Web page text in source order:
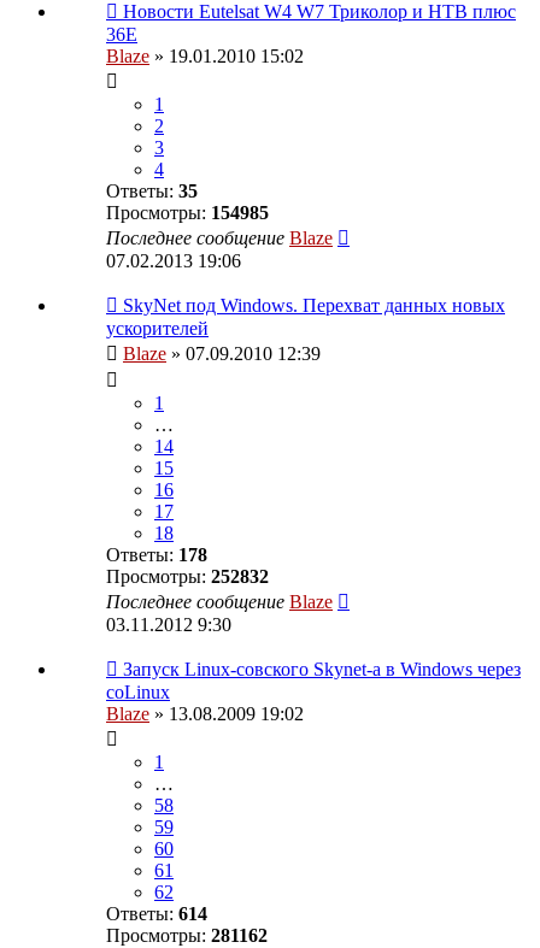
Новости Eutelsat W4 W7 Триколор и НТВ плюс
36E
Blaze » 19.01.2010 15:02
1
2
3
4
Ответы: 35
Просмотры: 154985
Последнее сообщение Blaze
07.02.2013 19:06
SkyNet под Windows. Перехват данных новых
ускорителей
Blaze » 07.09.2010 12:39
1
…
14
15
16
17
18
Ответы: 178
Просмотры: 252832
Последнее сообщение Blaze
03.11.2012 9:30
Запуск Linux-совского Skynet-a в Windows через
coLinux
Blaze » 13.08.2009 19:02
1
…
58
59
60
61
62
Ответы: 614
Просмотры: 281162